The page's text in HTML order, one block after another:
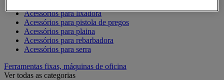
Acessórios para lixadora
Acessórios para pistola de pregos
Acessórios para plaina
Acessórios para rebarbadora
Acessórios para serra
Ferramentas fixas, máquinas de oficina
Ver todas as categorias